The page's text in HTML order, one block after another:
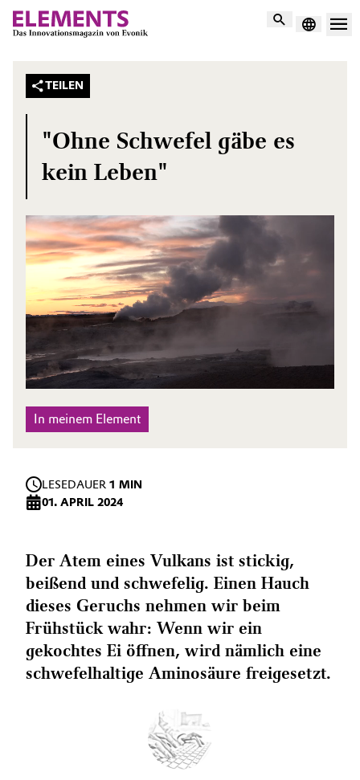
Suche
TEILEN
"Ohne Schwefel gäbe es
kein Leben"
In meinem Element
LESEDAUER 1 MIN
01. APRIL 2024
Der Atem eines Vulkans ist stickig,
beißend und schwefelig. Einen Hauch
dieses Geruchs nehmen wir beim
Frühstück wahr: Wenn wir ein
gekochtes Ei öffnen, wird nämlich eine
schwefelhaltige Aminosäure freigesetzt.